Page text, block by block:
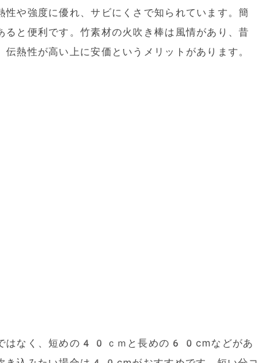
や強度に優れ、サビにくさで知られています。簡
と便利です。竹素材の火吹き棒は風情があり、昔
熱性が高い上に安価というメリットがあります。
ではなく、短めの40ｃｍと長めの60cmなどがあ